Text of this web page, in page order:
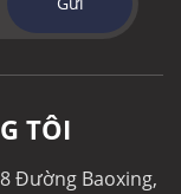
TÔI
Đường Baoxing,